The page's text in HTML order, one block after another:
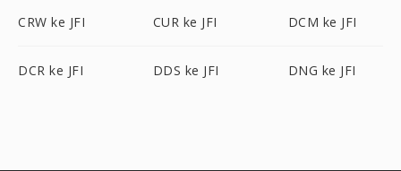
CRW ke JFI CUR ke JFI DCM ke JFI
DCR ke JFI DDS ke JFI DNG ke JFI